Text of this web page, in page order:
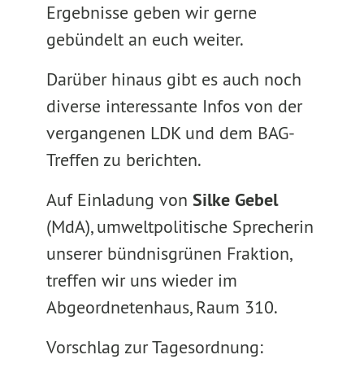
Ergebnisse geben wir gerne
gebündelt an euch weiter.
Darüber hinaus gibt es auch noch
diverse interessante Infos von der
vergangenen LDK und dem BAG-
Treffen zu berichten.
Auf Einladung von Silke Gebel
(MdA), umweltpolitische Sprecherin
unserer bündnisgrünen Fraktion,
treffen wir uns wieder im
Abgeordnetenhaus, Raum 310.
Vorschlag zur Tagesordnung: